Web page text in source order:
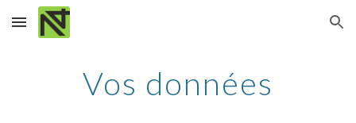
Skip to main content Skip to navigation
Vos données